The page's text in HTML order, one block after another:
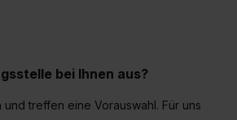
bei Ihnen aus?
treffen eine Vorauswahl. Für uns